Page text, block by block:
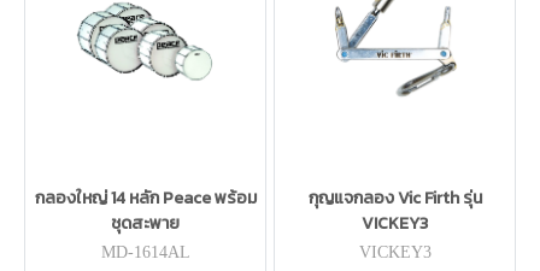
กลองใหญ่ 14 หลัก Peace พร้อม
ชุดสะพาย
MD-1614AL
กุญแจกลอง Vic Firth รุ่น
VICKEY3
VICKEY3